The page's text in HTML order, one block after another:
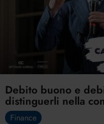
Debito buono e
distinguerli nella
Finance